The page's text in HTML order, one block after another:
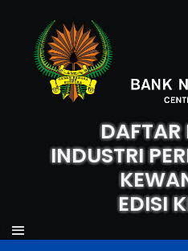
DAFTAR
INDUSTRI
EDISI